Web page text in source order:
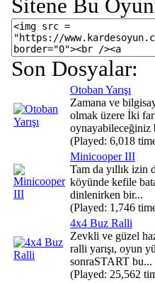
Sitene Bu
Son Dosyalar:
Otoban Yarışı
Zamana ve
olmak üzere İki
oynayabileceğiniz
(Played: 6,018
Minicooper III
Tam da yıllık izin
köyünde kefile
dinlenirken bir...
(Played: 1,746
4x4 Buz Ralli
Zevkli ve güzel
ralli yarışı, oyun
sonraSTART bu...
(Played: 25,562